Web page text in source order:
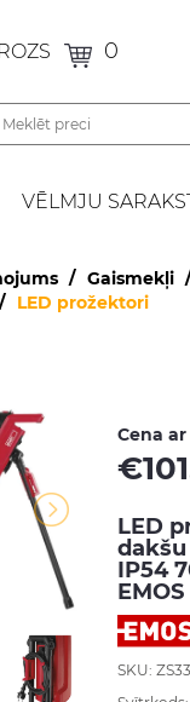
0
VĒLMJU
Gaismekļi
LED prožektori
Cena ar
€
LED
dakšu
IP54
EMOS
SKU: